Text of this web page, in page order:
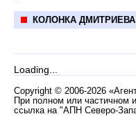
КОЛОНКА ДМИТРИЕВА
Loading...
Copyright © 2006-2026
При полном или частичном
ссылка на "АПН Северо-